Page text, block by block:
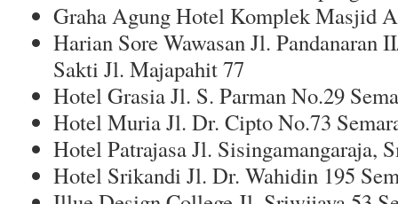
Graha Agung Hotel Komplek Masjid
Harian Sore Wawasan Jl. Pandanaran
Sakti Jl. Majapahit 77
Hotel Grasia Jl. S. Parman No.29
Hotel Muria Jl. Dr. Cipto No.73
Hotel Patrajasa Jl. Sisingamangaraja,
Hotel Srikandi Jl. Dr. Wahidin 195